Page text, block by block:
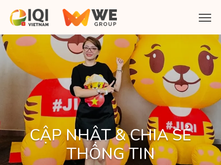
CẬP NHẬT & CHIA SẺ
THÔNG TIN